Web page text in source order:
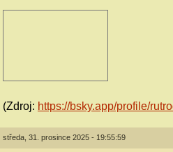
(Zdroj: https://bsky.app/profile/
středa, 31. prosince 2025 - 19:55:59